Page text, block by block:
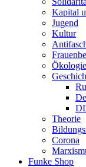
Kapital
Jugend
Kultur
Ökologie
Theorie
Corona
Funke Shop